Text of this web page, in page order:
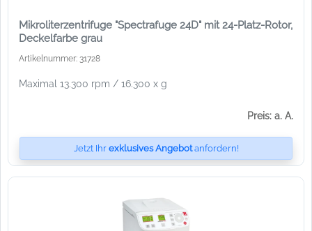
Mikroliterzentrifuge "Spectrafuge 24D" mit 24-Platz-Rotor,
Deckelfarbe grau
Artikelnummer: 31728
Maximal 13.300 rpm / 16.300 x g
Preis: a. A.
Jetzt Ihr exklusives Angebotanfordern!